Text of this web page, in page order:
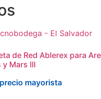
de Red Ablerex para
y Mars III
mayorista